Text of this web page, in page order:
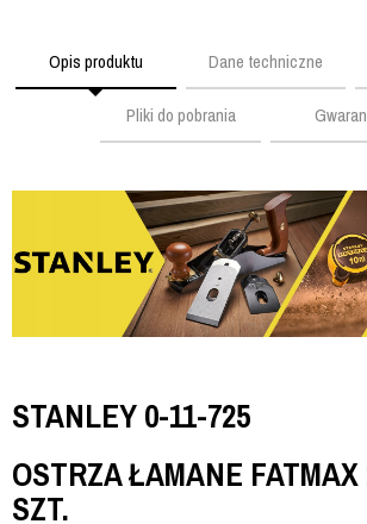
Opis produktu Dane techniczne
Pliki do pobrania
STANLEY 0-11-725
OSTRZA ŁAMANE FATMAX
SZT.